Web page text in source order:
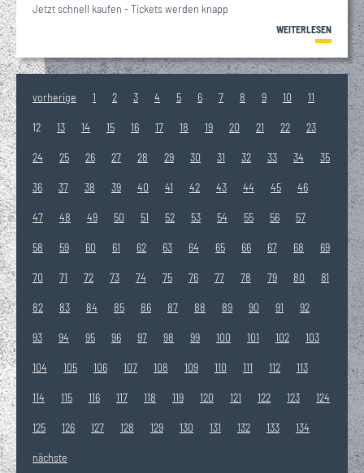
Jetzt schnell kaufen - Tickets werden knapp
WEITERLESEN
vorherige 1 2 3 4 5 6 7 8 9 10 11
12 13 14 15 16 17 18 19 20 21 22 23
24 25 26 27 28 29 30 31 32 33 34 35
36 37 38 39 40 41 42 43 44 45 46
47 48 49 50 51 52 53 54 55 56 57
58 59 60 61 62 63 64 65 66 67 68 69
70 71 72 73 74 75 76 77 78 79 80 81
82 83 84 85 86 87 88 89 90 91 92
93 94 95 96 97 98 99 100 101 102 103
104 105 106 107 108 109 110 111 112 113
114 115 116 117 118 119 120 121 122 123 124
125 126 127 128 129 130 131 132 133 134
nächste